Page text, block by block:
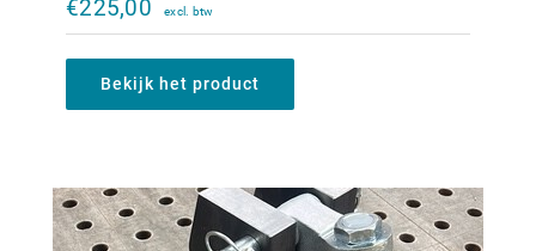
€225,00
Bekijk het product
€485,00